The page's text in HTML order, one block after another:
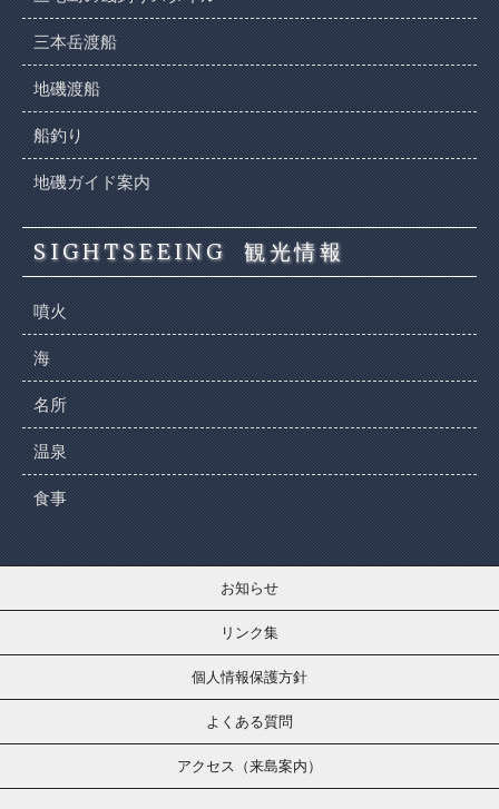
三本岳渡船
地磯渡船
船釣り
地磯ガイド案内
SIGHTSEEING 観光情報
噴火
海
名所
温泉
食事
お知らせ
リンク集
個人情報保護方針
よくある質問
アクセス（来島案内）